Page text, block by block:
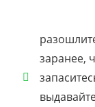
заранее,